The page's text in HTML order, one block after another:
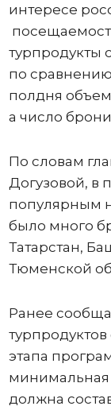
интересе
турпродукты
по
полдня
а число
По словам
Догузовой, в
популярным
было много
Татарстан,
Тюменской
Ранее
этапа
минимальная
должна